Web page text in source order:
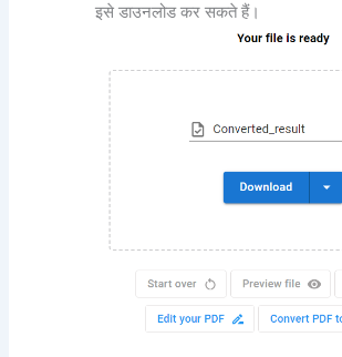
इसे डाउनलोड कर सकते हैं।